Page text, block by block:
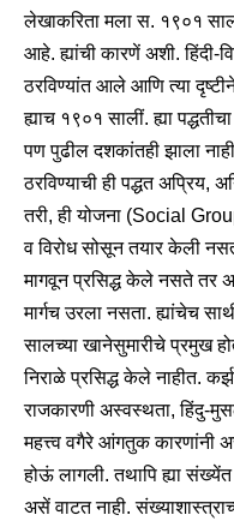
लेखाकरिता मला स. १९०१
आहे. ह्यांची कारणें अशी. हिंदी-
ठरविण्यांत आले आणि त्या
ह्याच १९०१ सालीं. ह्या
पण पुढील दशकांतही झाला
ठरविण्याची ही पद्धत अप्रिय,
तरी, ही योजना (Social
व विरोध सोसून तयार केली
मागवून प्रसिद्ध केले नसते तर
मार्गच उरला नसता. ह्यांचेच
सालच्या खानेसुमारीचे प्रमुख
निराळे प्रसिद्ध केले नाहीत.
राजकारणी अस्वस्थता, हिंदु-
महत्त्व वगैरे आंगतुक कारणांनी
होऊं लागली. तथापि ह्या
असें वाटत नाही.